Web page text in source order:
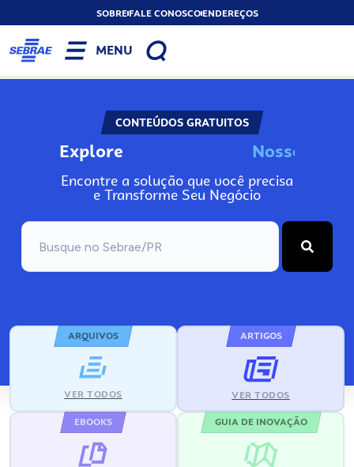
SOBREFALE CONOSCOENDEREÇOS
MENU
CONTEÚDOS GRATUITOS
Explore Nosso
Encontre a solução que você precisa
e Transforme Seu Negócio
ARQUIVOS
VER TODOS
ARTIGOS
VER TODOS
EBOOKS GUIA DE INOVAÇÃO